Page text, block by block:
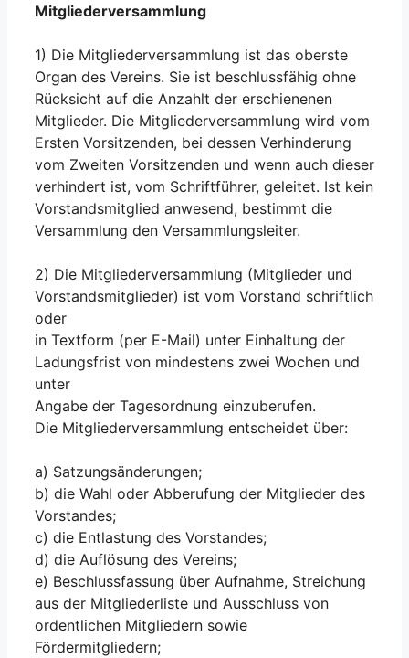
Mitgliederversammlung
1) Die Mitgliederversammlung ist das oberste
Organ des Vereins. Sie ist beschlussfähig ohne
Rücksicht auf die Anzahlt der erschienenen
Mitglieder. Die Mitgliederversammlung wird vom
Ersten Vorsitzenden, bei dessen Verhinderung
vom Zweiten Vorsitzenden und wenn auch dieser
verhindert ist, vom Schriftführer, geleitet. Ist kein
Vorstandsmitglied anwesend, bestimmt die
Versammlung den Versammlungsleiter.
2) Die Mitgliederversammlung (Mitglieder und
Vorstandsmitglieder) ist vom Vorstand schriftlich
oder
in Textform (per E-Mail) unter Einhaltung der
Ladungsfrist von mindestens zwei Wochen und
unter
Angabe der Tagesordnung einzuberufen.
Die Mitgliederversammlung entscheidet über:
a) Satzungsänderungen;
b) die Wahl oder Abberufung der Mitglieder des
Vorstandes;
c) die Entlastung des Vorstandes;
d) die Auflösung des Vereins;
e) Beschlussfassung über Aufnahme, Streichung
aus der Mitgliederliste und Ausschluss von
ordentlichen Mitgliedern sowie
Fördermitgliedern;